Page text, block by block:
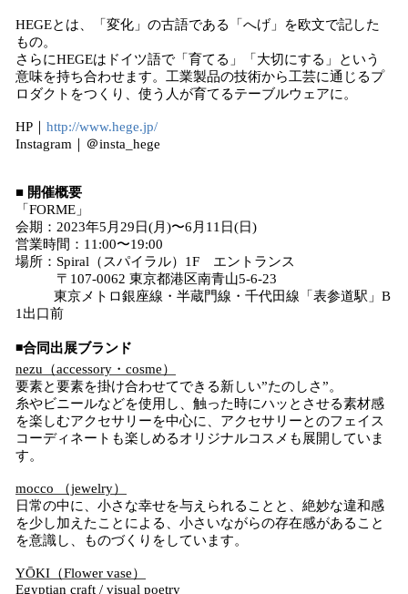
HEGEとは、「変化」の古語である「へげ」を欧文で記した
もの。
さらにHEGEはドイツ語で「育てる」「大切にする」という
意味を持ち合わせます。工業製品の技術から工芸に通じるプ
ロダクトをつくり、使う人が育てるテーブルウェアに。
HP｜ http://www.hege.jp/
Instagram｜＠insta_hege
■ 開催概要
「FORME」
会期：2023年5月29日(月)〜6月11日(日)
営業時間：11:00〜19:00
場所：Spiral（スパイラル）1F エントランス
〒107-0062 東京都港区南青山5-6-23
東京メトロ銀座線・半蔵門線・千代田線「表参道駅」B
1出口前
◾️合同出展ブランド
nezu（accessory・cosme）
要素と要素を掛け合わせてできる新しい”たのしさ”。
糸やビニールなどを使用し、触った時にハッとさせる素材感
を楽しむアクセサリーを中心に、アクセサリーとのフェイス
コーディネートも楽しめるオリジナルコスメも展開していま
す。
mocco （jewelry）
日常の中に、小さな幸せを与えられることと、絶妙な違和感
を少し加えたことによる、小さいながらの存在感があること
を意識し、ものづくりをしています。
YŌKI（Flower vase）
Egyptian craft / visual poetry